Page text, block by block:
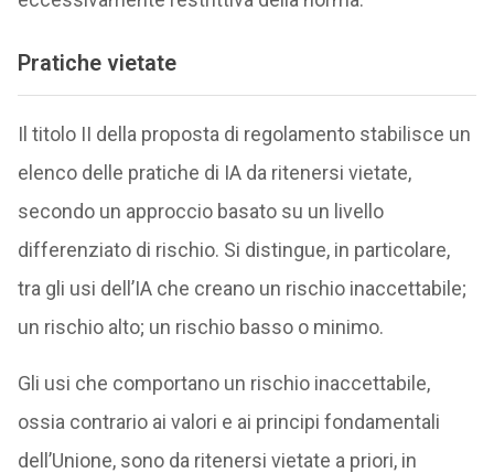
Pratiche vietate
Il titolo II della proposta di regolamento stabilisce un
elenco delle pratiche di IA da ritenersi vietate,
secondo un approccio basato su un livello
differenziato di rischio. Si distingue, in particolare,
tra gli usi dell’IA che creano un rischio inaccettabile;
un rischio alto; un rischio basso o minimo.
Gli usi che comportano un rischio inaccettabile,
ossia contrario ai valori e ai principi fondamentali
dell’Unione, sono da ritenersi vietate a priori, in